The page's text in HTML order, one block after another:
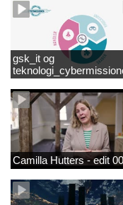
gsk_it og
Camilla Hutters - edit